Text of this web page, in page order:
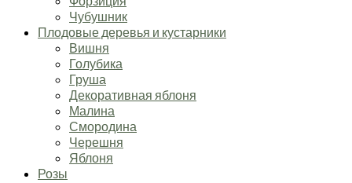
Чубушник
Плодовые деревья и кустарники
Вишня
Голубика
Груша
Декоративная яблоня
Малина
Смородина
Черешня
Яблоня
Розы